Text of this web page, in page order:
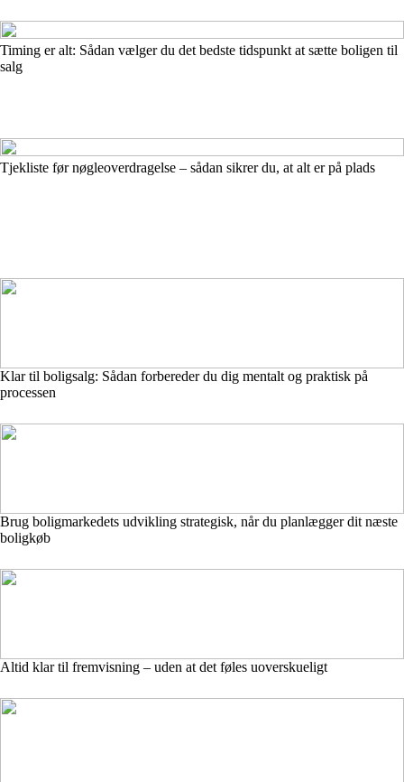
Timing er alt: Sådan vælger du det bedste tidspunkt at sætte boligen til
salg
Tjekliste før nøgleoverdragelse – sådan sikrer du, at alt er på plads
Klar til boligsalg: Sådan forbereder du dig mentalt og praktisk på
processen
Brug boligmarkedets udvikling strategisk, når du planlægger dit næste
boligkøb
Altid klar til fremvisning – uden at det føles uoverskueligt